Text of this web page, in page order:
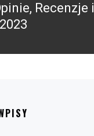
Recenzje i